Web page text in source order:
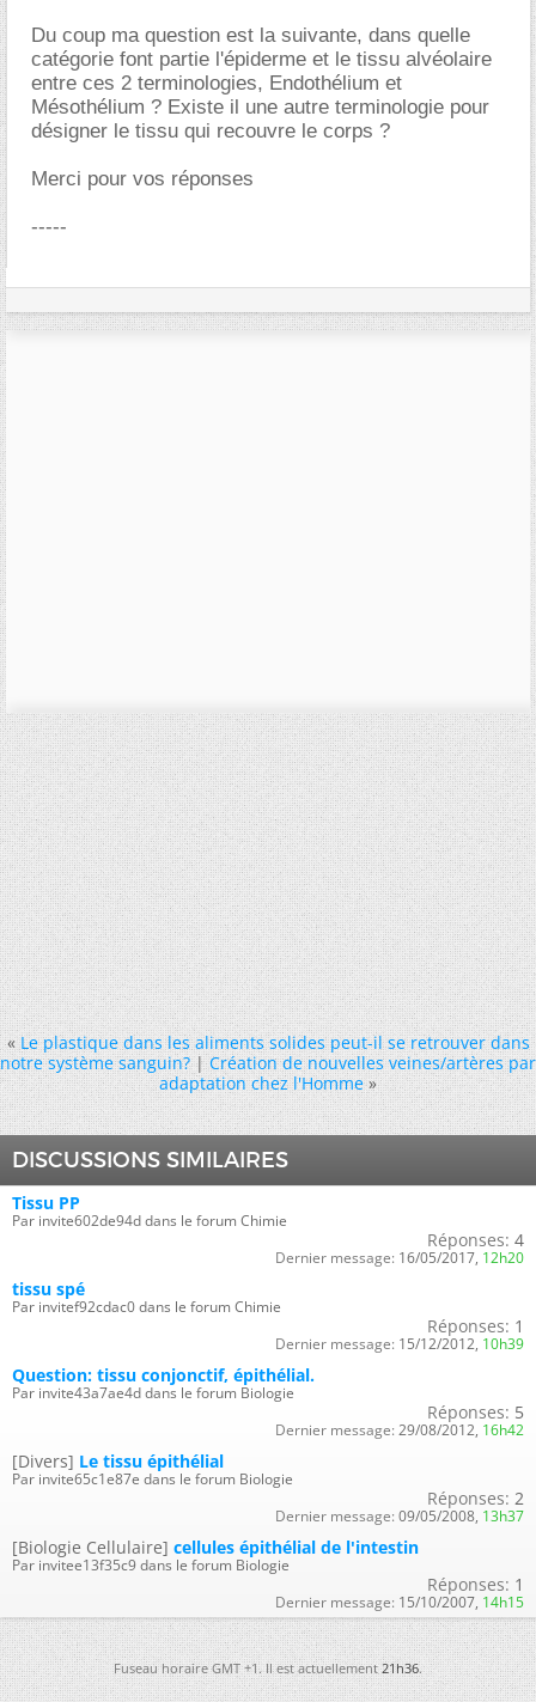
Du coup ma question est la suivante, dans quelle
catégorie font partie l'épiderme et le tissu alvéolaire
entre ces 2 terminologies, Endothélium et
Mésothélium ? Existe il une autre terminologie pour
désigner le tissu qui recouvre le corps ?
Merci pour vos réponses
-----
« Le plastique dans les aliments solides peut-il se retrouver dans
notre système sanguin?|Création de nouvelles veines/artères par
adaptation chez l'Homme »
DISCUSSIONS SIMILAIRES
Tissu PP
Par invite602de94d dans le forum Chimie
Réponses: 4
Dernier message: 16/05/2017, 12h20
tissu spé
Par invitef92cdac0 dans le forum Chimie
Réponses: 1
Dernier message: 15/12/2012, 10h39
Question: tissu conjonctif, épithélial.
Par invite43a7ae4d dans le forum Biologie
Réponses: 5
Dernier message: 29/08/2012, 16h42
[Divers] Le tissu épithélial
Par invite65c1e87e dans le forum Biologie
Réponses: 2
Dernier message: 09/05/2008, 13h37
[Biologie Cellulaire] cellules épithélial de l'intestin
Par invitee13f35c9 dans le forum Biologie
Réponses: 1
Dernier message: 15/10/2007, 14h15
Fuseau horaire GMT +1. Il est actuellement21h36.